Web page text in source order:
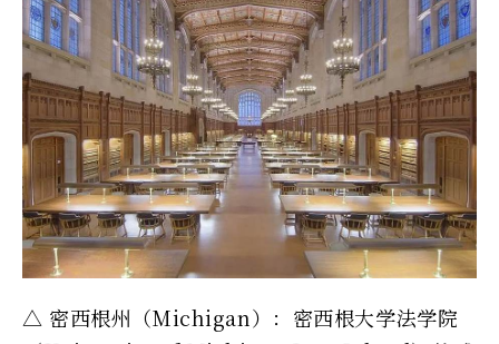
△ 密西根州（Michigan）：密西根大学法学院